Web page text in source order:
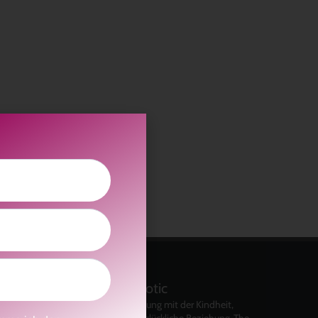
kolitscher.by.biotic
Selbstliebe, Aussöhnung mit der Kindheit,